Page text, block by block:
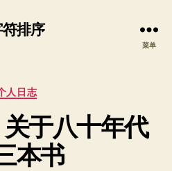
排序
菜单
分
人日志
于八十年代
本书